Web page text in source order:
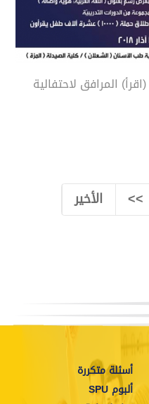
المرافق لاحتفالية
>> الأخير
أسئلة متكررة
ألبوم SPU